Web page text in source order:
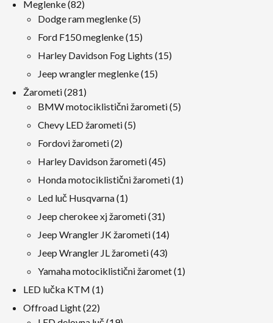
Meglenke 8282
izdelki
Dodge ram meglenke 55
izdelki
Ford F150 meglenke 1515
izdelki
Harley Davidson Fog Lights 1515
Jeep wrangler meglenke 1515
Žarometi 281281
izdelki
BMW motociklistični žarometi 55
Chevy LED žarometi 55
Fordovi žarometi 22
izdelki
Harley Davidson žarometi 4545
izdelki
Honda motociklistični žarometi 11
Led luč Husqvarna 11
izdelek
Jeep cherokee xj žarometi 3131
izdelki
Jeep Wrangler JK žarometi 1414
izdelki
Jeep Wrangler JL žarometi 4343
izdelki
Yamaha motociklistični žaromet 11
LED lučka KTM 11
Offroad Light 2222